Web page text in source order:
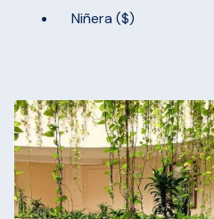
Niñera ($)